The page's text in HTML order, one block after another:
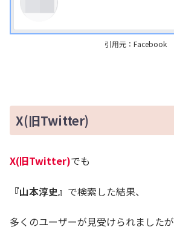
引用元：Facebook
X(旧Twitter)
X(旧Twitter)でも
『山本淳史』 で検索した結果、
多くのユーザーが見受けられましたが